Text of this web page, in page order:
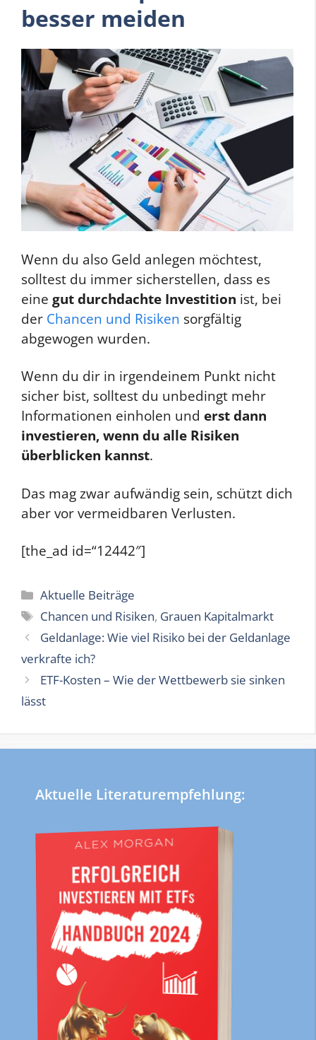
besser meiden
Wenn du also Geld anlegen möchtest,
solltest du immer sicherstellen, dass es
eine gut durchdachte Investition ist, bei
der Chancen und Risiken sorgfältig
abgewogen wurden.
Wenn du dir in irgendeinem Punkt nicht
sicher bist, solltest du unbedingt mehr
Informationen einholen und erst dann
investieren, wenn du alle Risiken
überblicken kannst.
Das mag zwar aufwändig sein, schützt dich
aber vor vermeidbaren Verlusten.
[the_ad id=“12442″]
Kategorien
Aktuelle Beiträge
Schlagwörter
Chancen und Risiken, Grauen Kapitalmarkt
Geldanlage: Wie viel Risiko bei der Geldanlage
verkrafte ich?
ETF-Kosten – Wie der Wettbewerb sie sinken
lässt
Aktuelle Literaturempfehlung: